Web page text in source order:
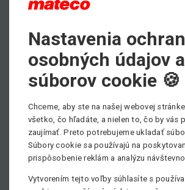
Odolná konštrukcia:
Prenájom plošiny Genie
od mateco Slovakia:
Výber správneho partnera pri
techniky je rovnako dôležitý ako
Slovakia kladieme dôraz na rýchlu
profesionálny servis a maximálnu
Nastavenia
osobných údajov a
súborov cookie 🍪
Chceme, aby ste na našej webovej
všetko, čo hľadáte, a nielen to, čo by vás
zaujímať. Preto potrebujeme ukladať
Súbory cookie sa používajú na
prispôsobenie reklám a analýzu
Vytvorením tejto voľby súhlasíte s